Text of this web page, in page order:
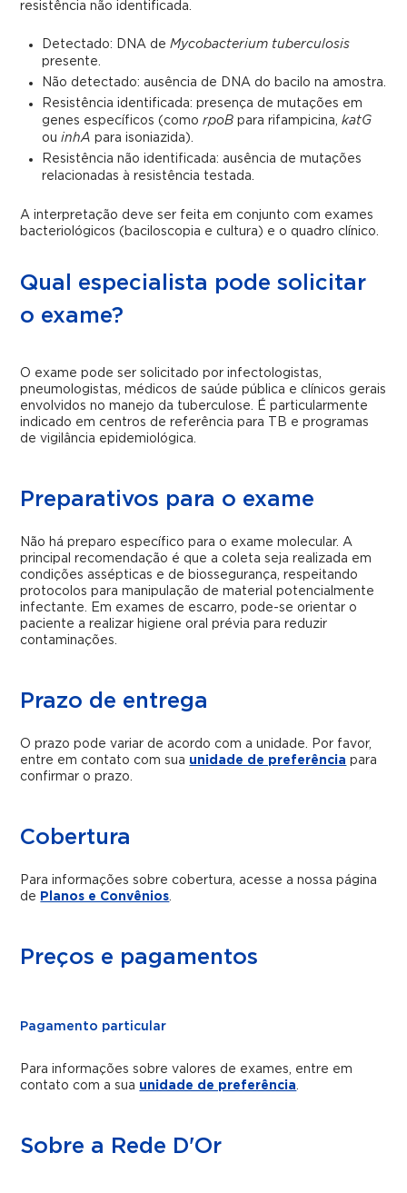
resistência não identificada.
Detectado: DNA deMycobacterium tuberculosis
presente.
Não detectado: ausência de DNA do bacilo na amostra.
Resistência identificada: presença de mutações em
genes específicos (comorpoB para rifampicina,katG
ouinhA para isoniazida).
Resistência não identificada: ausência de mutações
relacionadas à resistência testada.
A interpretação deve ser feita em conjunto com exames
bacteriológicos (baciloscopia e cultura) e o quadro clínico.
Qual especialista pode solicitar
o exame?
O exame pode ser solicitado por infectologistas,
pneumologistas, médicos de saúde pública e clínicos gerais
envolvidos no manejo da tuberculose. É particularmente
indicado em centros de referência para TB e programas
de vigilância epidemiológica.
Preparativos para o exame
Não há preparo específico para o exame molecular. A
principal recomendação é que a coleta seja realizada em
condições assépticas e de biossegurança, respeitando
protocolos para manipulação de material potencialmente
infectante. Em exames de escarro, pode-se orientar o
paciente a realizar higiene oral prévia para reduzir
contaminações.
Prazo de entrega
O prazo pode variar de acordo com a unidade. Por favor,
entre em contato com sua unidade de preferência para
confirmar o prazo.
Cobertura
Para informações sobre cobertura, acesse a nossa página
de Planos e Convênios.
Preços e pagamentos
Pagamento particular
Para informações sobre valores de exames, entre em
contato com a sua unidade de preferência.
Sobre a Rede D'Or